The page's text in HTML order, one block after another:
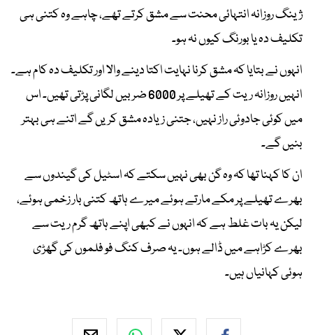
ژینگ روزانہ انتہائی محنت سے مشق کرتے تھے، چاہے وہ کتنی ہی
تکلیف دہ یا بورنگ کیوں نہ ہو۔
انہوں نے بتایا کہ مشق کرنا نہایت اکتا دینے والا اور تکلیف دہ کام ہے۔
انہیں روزانہ ریت کے تھیلے پر 6000 ضربیں لگانی پڑتی تھیں۔ اس
میں کوئی جادوئی راز نہیں، جتنی زیادہ مشق کریں گے اتنے ہی بہتر
بنیں گے۔
ان کا کہنا تھا کہ وہ گن بھی نہیں سکتے کہ اسٹیل کی گیندوں سے
بھرے تھیلے پر مکے مارتے ہوئے میرے ہاتھ کتنی بار زخمی ہوئے،
لیکن یہ بات غلط ہے کہ انہوں نے کبھی اپنے ہاتھ گرم ریت سے
بھرے کڑاہے میں ڈالے ہوں۔ یہ صرف کنگ فو فلموں کی گھڑی
ہوئی کہانیاں ہیں۔